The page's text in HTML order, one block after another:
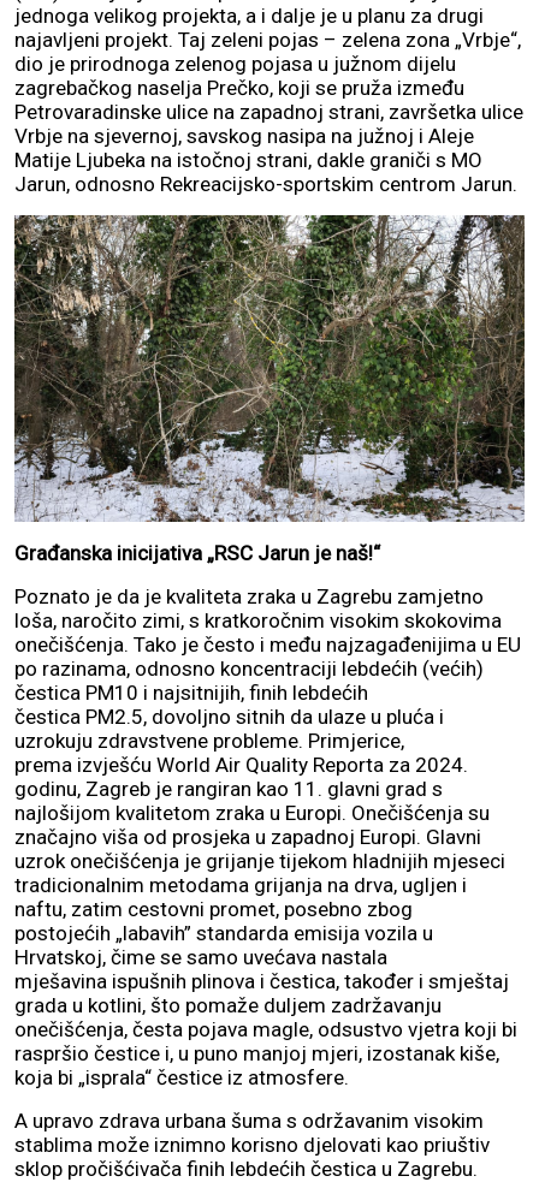
jednoga velikog projekta, a i dalje je u planu za drugi
najavljeni projekt. Taj zeleni pojas – zelena zona „Vrbje“,
dio je prirodnoga zelenog pojasa u južnom dijelu
zagrebačkog naselja Prečko, koji se pruža između
Petrovaradinske ulice na zapadnoj strani, završetka ulice
Vrbje na sjevernoj, savskog nasipa na južnoj i Aleje
Matije Ljubeka na istočnoj strani, dakle graniči s MO
Jarun, odnosno Rekreacijsko-sportskim centrom Jarun.
Građanska inicijativa „RSC Jarun je naš!“
Poznato je da je kvaliteta zraka u Zagrebu zamjetno
loša, naročito zimi, s kratkoročnim visokim skokovima
onečišćenja. Tako je često i među najzagađenijima u EU
po razinama, odnosno koncentraciji lebdećih (većih)
čestica PM10 i najsitnijih, finih lebdećih
čestica PM2.5, dovoljno sitnih da ulaze u pluća i
uzrokuju zdravstvene probleme. Primjerice,
prema izvješću World Air Quality Reporta za 2024.
godinu, Zagreb je rangiran kao 11. glavni grad s
najlošijom kvalitetom zraka u Europi. Onečišćenja su
značajno viša od prosjeka u zapadnoj Europi. Glavni
uzrok onečišćenja je grijanje tijekom hladnijih mjeseci
tradicionalnim metodama grijanja na drva, ugljen i
naftu, zatim cestovni promet, posebno zbog
postojećih „labavih” standarda emisija vozila u
Hrvatskoj, čime se samo uvećava nastala
mješavina ispušnih plinova i čestica, također i smještaj
grada u kotlini, što pomaže duljem zadržavanju
onečišćenja, česta pojava magle, odsustvo vjetra koji bi
raspršio čestice i, u puno manjoj mjeri, izostanak kiše,
koja bi „isprala“ čestice iz atmosfere.
A upravo zdrava urbana šuma s održavanim visokim
stablima može iznimno korisno djelovati kao priuštiv
sklop pročišćivača finih lebdećih čestica u Zagrebu.